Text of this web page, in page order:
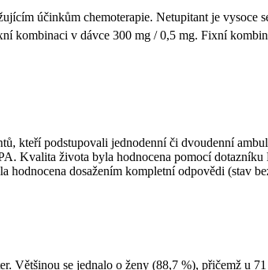
účinkům chemoterapie. Netupitant je vysoce
kombinaci v dávce 300 mg / 0,5 mg. Fixní
kteří podstupovali jednodenní či dvoudenní
Kvalita života byla hodnocena pomocí dotazníku
dosažením kompletní odpovědi (stav
Většinou se jednalo o ženy (88,7 %), přičemž u